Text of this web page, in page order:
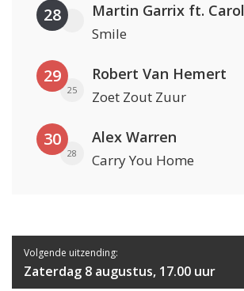
28 Martin Garrix ft.
Smile
29
25
Robert Van Hemert
Zoet Zout Zuur
30
28
Alex Warren
Carry You Home
Volgende uitzending:
Zaterdag 8 augustus, 17.00 uur